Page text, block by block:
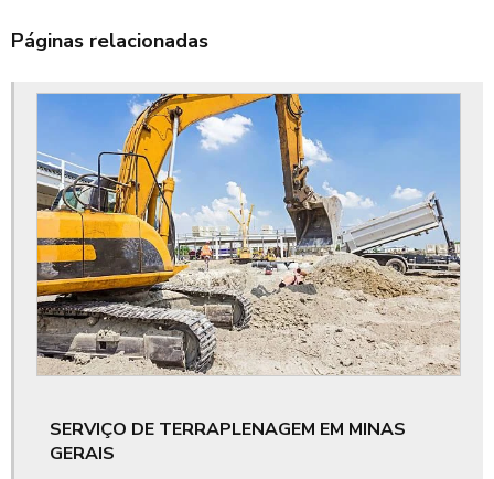
Aluguel de trator de esteira no ceará
Aluguel escavadeira hidráulica no ceará
Cubação terraplanagem
Custo terraplanagem
Drenagem de águas pluviais
Drenagem de águas pluviais em terrenos
Drenagem de loteamento
Drenagem profunda e superficial
Páginas relacionadas
SERVIÇO DE TERRAPLENAGEM EM MINAS
GERAIS